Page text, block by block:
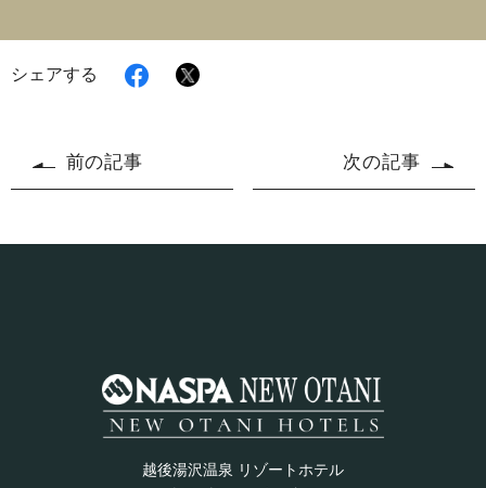
シェアする
Facebook
る
X
前の記事 次の記事
越後湯沢温泉 リゾートホテル